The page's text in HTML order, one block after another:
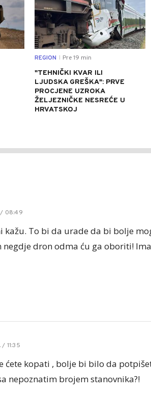
REGION Pre 19 min
"TEHNIČKI KVAR ILI
LJUDSKA GREŠKA": PRVE
PROCJENE UZROKA
ŽELJEZNIČKE NESREĆE U
HRVATSKOJ
/ 08:49
kažu. To bi da urade da bi bolje
negdje dron odma ću ga oboriti!
11:35
ćete kopati , bolje bi bilo da
nepoznatim brojem stanovnika?!